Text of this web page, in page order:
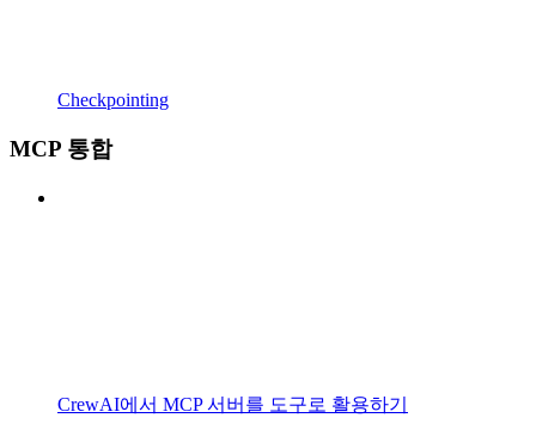
Checkpointing
MCP 통합
CrewAI에서 MCP 서버를 도구로 활용하기